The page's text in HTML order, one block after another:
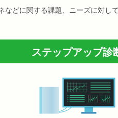
どに関する課題、ニーズに対し
ステップアップ診